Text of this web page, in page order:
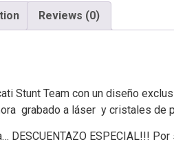
Reviews (0)
Stunt Team con un diseño
grabado a láser y cristales de
DESCUENTAZO ESPECIAL!!!